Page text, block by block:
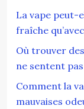
La vape peut-
fraîche
Où trouver
ne sentent
Comment la
mauvaises